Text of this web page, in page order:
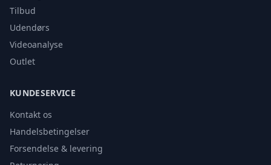
Tilbud
Udendørs
Videoanalyse
Outlet
KUNDESERVICE
Kontakt os
Handelsbetingelser
Forsendelse & levering